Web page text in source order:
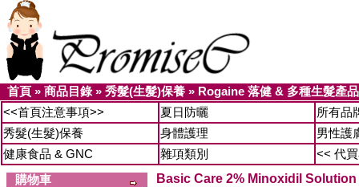
首頁 » 商品目錄» 秀髮(生髮)保養 » Rogaine 落健 & 多種生髮產品
<<首頁注意事項>>
夏日防曬
所有品
秀髮(生髮)保養
身體護理
男性護
健康食品 & GNC
雜項類別
<< 代
購物車
Basic Care 2% Minoxidil Solution